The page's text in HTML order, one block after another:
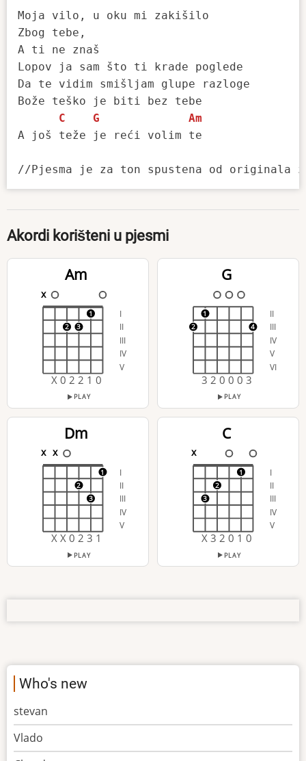
Moja vilo, u oku mi zakišilo
Zbog tebe,
A ti ne znaš
Lopov ja sam što ti krade poglede
Da te vidim smišljam glupe razloge
Bože teško je biti bez tebe
C
G
Am
A još teže je reći volim te
Akordi korišteni u pjesmi
Am
x
I
II
III
IV
V
2 3
1
X 0 2 2 1 0
PLAY
G
II
III
IV
V
VI
2
1
4
3 2 0 0 0 3
PLAY
Dm
x x
I
II
III
IV
V
2
3
1
X X 0 2 3 1
PLAY
C
x
I
II
III
IV
V
3
2
1
X 3 2 0 1 0
PLAY
Who's new
stevan
Vlado